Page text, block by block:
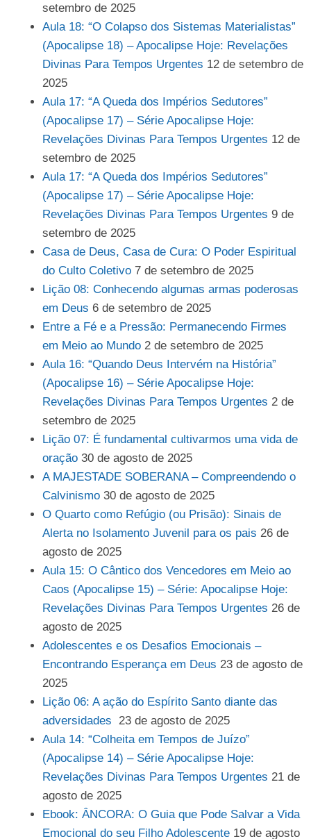
setembro de 2025
Aula 18: “O Colapso dos Sistemas Materialistas”
(Apocalipse 18) – Apocalipse Hoje: Revelações
Divinas Para Tempos Urgentes 12 de setembro de
2025
Aula 17: “A Queda dos Impérios Sedutores”
(Apocalipse 17) – Série Apocalipse Hoje:
Revelações Divinas Para Tempos Urgentes 12 de
setembro de 2025
Aula 17: “A Queda dos Impérios Sedutores”
(Apocalipse 17) – Série Apocalipse Hoje:
Revelações Divinas Para Tempos Urgentes 9 de
setembro de 2025
Casa de Deus, Casa de Cura: O Poder Espiritual
do Culto Coletivo 7 de setembro de 2025
Lição 08: Conhecendo algumas armas poderosas
em Deus 6 de setembro de 2025
Entre a Fé e a Pressão: Permanecendo Firmes
em Meio ao Mundo 2 de setembro de 2025
Aula 16: “Quando Deus Intervém na História”
(Apocalipse 16) – Série Apocalipse Hoje:
Revelações Divinas Para Tempos Urgentes 2 de
setembro de 2025
Lição 07: É fundamental cultivarmos uma vida de
oração 30 de agosto de 2025
A MAJESTADE SOBERANA – Compreendendo o
Calvinismo 30 de agosto de 2025
O Quarto como Refúgio (ou Prisão): Sinais de
Alerta no Isolamento Juvenil para os pais 26 de
agosto de 2025
Aula 15: O Cântico dos Vencedores em Meio ao
Caos (Apocalipse 15) – Série: Apocalipse Hoje:
Revelações Divinas Para Tempos Urgentes 26 de
agosto de 2025
Adolescentes e os Desafios Emocionais –
Encontrando Esperança em Deus 23 de agosto de
2025
Lição 06: A ação do Espírito Santo diante das
adversidades
23 de agosto de 2025
Aula 14: “Colheita em Tempos de Juízo”
(Apocalipse 14) – Série Apocalipse Hoje:
Revelações Divinas Para Tempos Urgentes 21 de
agosto de 2025
Ebook: ÂNCORA: O Guia que Pode Salvar a Vida
Emocional do seu Filho Adolescente 19 de agosto